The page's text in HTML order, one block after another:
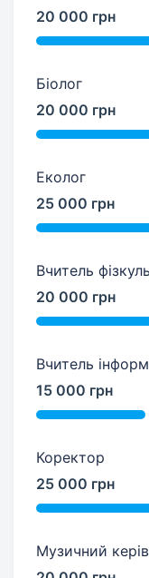
20 000 грн
Біолог
20 000 грн
Еколог
25 000 грн
Вчитель
20 000 грн
Вчитель
15 000 грн
Коректор
25 000 грн
Музичний